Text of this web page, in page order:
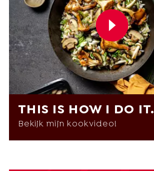
THIS IS HOW I DO IT.
Bekijk mijn kookvideo!